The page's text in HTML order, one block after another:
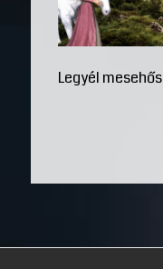
Legyél mesehős